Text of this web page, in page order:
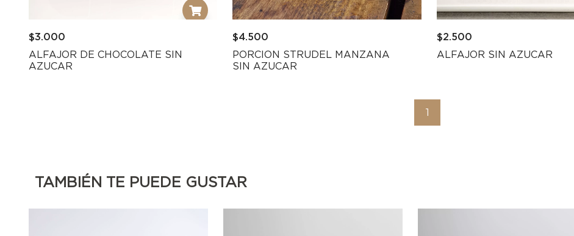
$3.000
ALFAJOR DE CHOCOLATE SIN
AZUCAR
$4.500
PORCION STRUDEL MANZANA
SIN AZUCAR
$2.500
ALFAJOR SIN AZUCAR
1
TAMBIÉN TE PUEDE GUSTAR